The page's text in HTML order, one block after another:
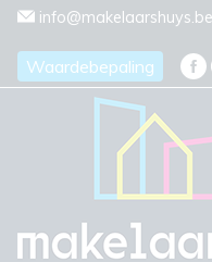
Menu overslaan en naar
info@makelaarshuys.be
Waardebepaling